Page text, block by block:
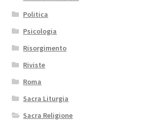
Politica
Psicologia
Risorgimento
Riviste
Roma
Sacra Liturgia
Sacra Religione